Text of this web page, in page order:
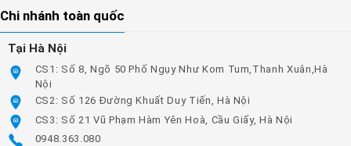
Chi nhánh toàn quốc
Tại Hà Nội
CS1: Số 8, Ngõ 50 Phố Ngụy Như Kom Tum,Thanh Xuân,Hà
Nội
CS2: Số 126 Đường Khuất Duy Tiến, Hà Nội
CS3: Số 21 Vũ Phạm Hàm Yên Hoà, Cầu Giấy, Hà Nội
0948.363.080